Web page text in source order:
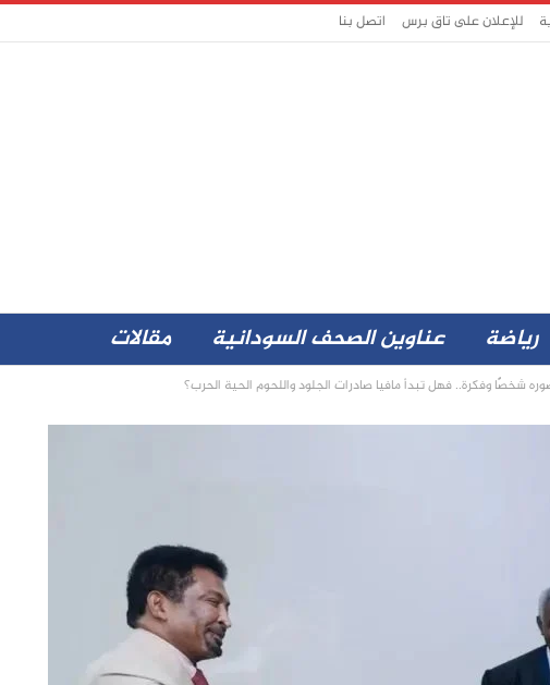
للإعلان على تاق برس اتصل بنا
رياضة عناوين الصحف السودانية مقالات
شخصًا وفكرة.. فهل تبدأ مافيا صادرات الجلود واللحوم الحية الحرب؟